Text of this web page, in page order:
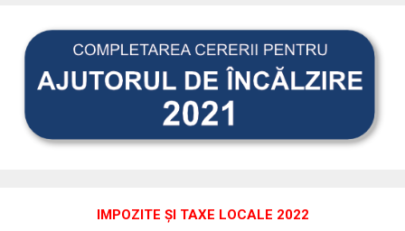
IMPOZITE ȘI TAXE LOCALE 2022